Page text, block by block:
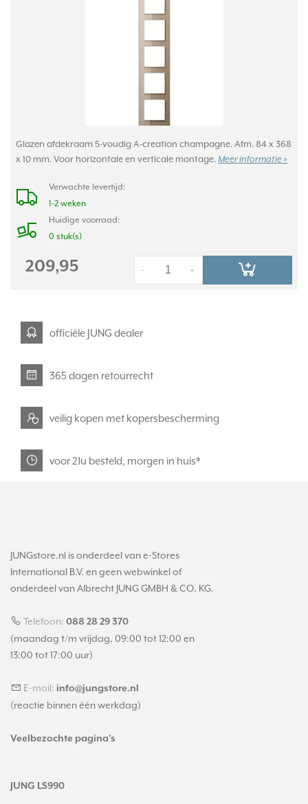
Glazen afdekraam 5-voudig A-creation champagne. Afm. 84 x 368
x 10 mm. Voor horizontale en verticale montage. Meer informatie »
Verwachte levertijd:
1-2 weken
Huidige voorraad:
0 stuk(s)
209,95 +
-
officiële JUNG dealer
365 dagen retourrecht
veilig kopen met kopersbescherming
voor 21u besteld, morgen in huis*
JUNGstore.nl is onderdeel van e-Stores
International B.V. en geen webwinkel of
onderdeel van Albrecht JUNG GMBH & CO. KG.
Telefoon: 088 28 29 370
(maandag t/m vrijdag, 09:00 tot 12:00 en
13:00 tot 17:00 uur)
E-mail: info@jungstore.nl
(reactie binnen één werkdag)
Veelbezochte pagina's
JUNG LS990